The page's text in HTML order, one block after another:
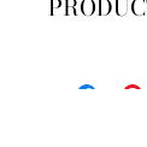
เพชรทรงหั
GIA 2เม็ด